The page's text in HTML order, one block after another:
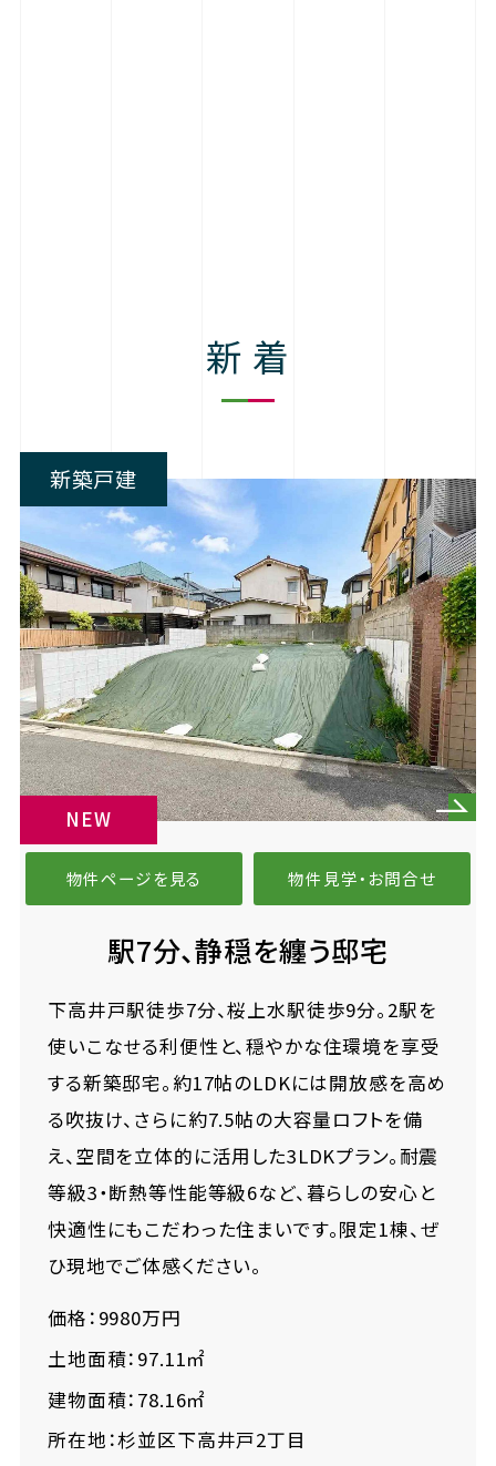
新 着
新築戸建
NEW
物件ページを見る 物件見学・お問合せ
駅7分、静穏を纏う邸宅
下高井戸駅徒歩7分、桜上水駅徒歩9分。2駅を
使いこなせる利便性と、穏やかな住環境を享受
する新築邸宅。約17帖のLDKには開放感を高め
る吹抜け、さらに約7.5帖の大容量ロフトを備
え、空間を立体的に活用した3LDKプラン。耐震
等級3・断熱等性能等級6など、暮らしの安心と
快適性にもこだわった住まいです。限定1棟、ぜ
ひ現地でご体感ください。
価格：9980万円
土地面積：97.11㎡
建物面積：78.16㎡
所在地：杉並区下高井戸2丁目